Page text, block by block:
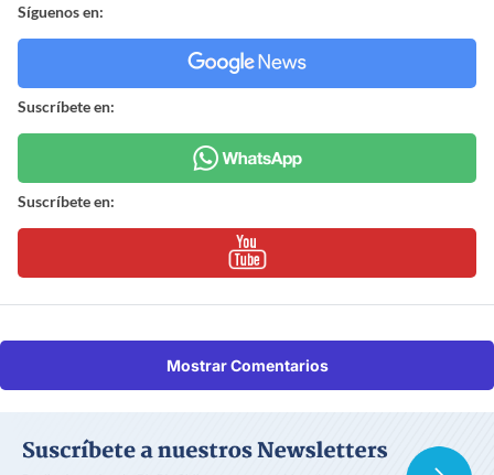
Síguenos en:
Suscríbete en:
Suscríbete en:
Mostrar Comentarios